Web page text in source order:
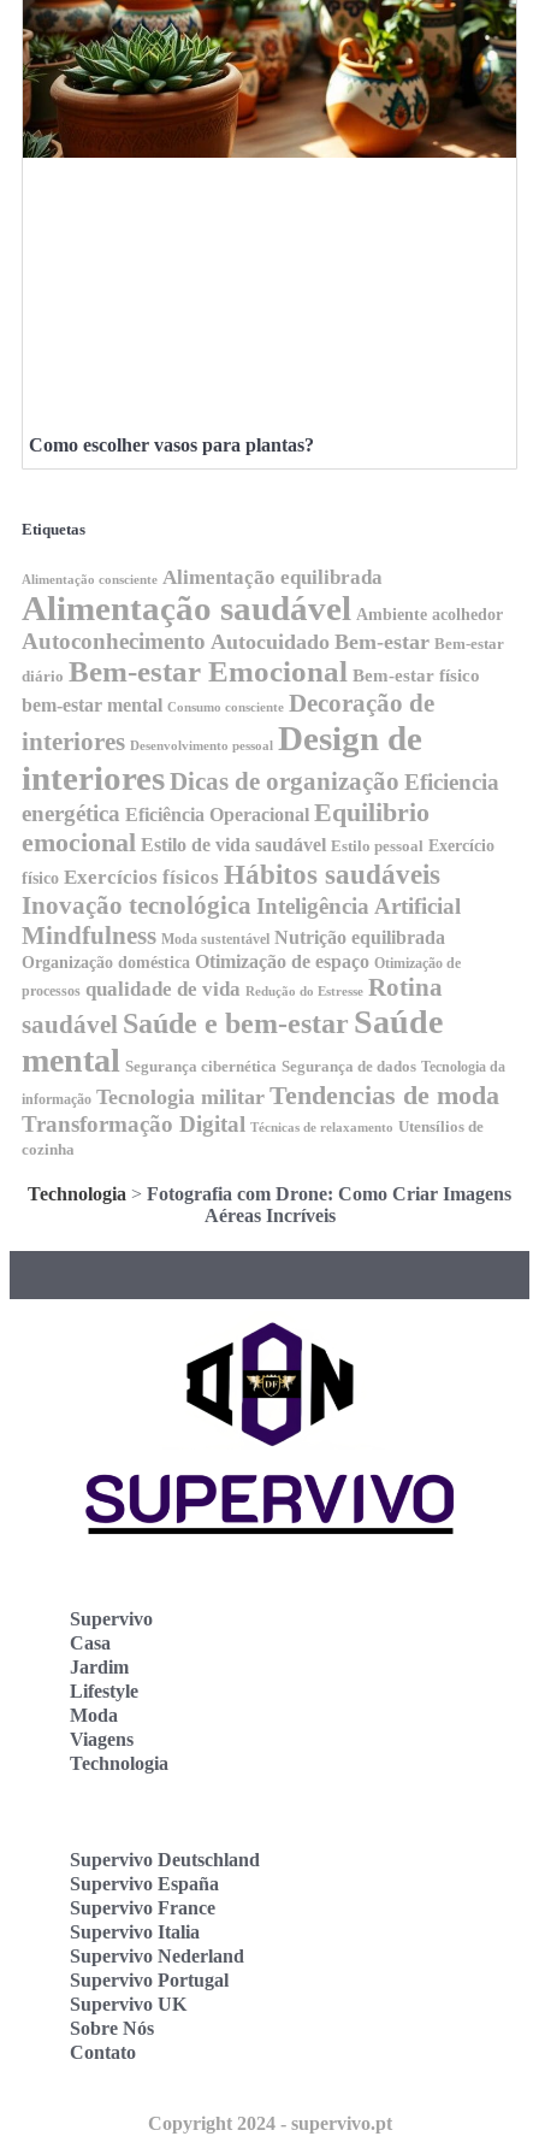
Como escolher vasos para plantas?
Etiquetas
Alimentação consciente Alimentação equilibrada
Alimentação saudável Ambiente acolhedor
Autoconhecimento Autocuidado Bem-estar Bem-estar
diário Bem-estar Emocional Bem-estar físico
bem-estar mental Consumo consciente Decoração de
interiores Desenvolvimento pessoal
Design de
interioresDicas de organização Eficiencia
energética Eficiência Operacional Equilibrio
emocional Estilo de vida saudável Estilo pessoal Exercício
físico Exercícios físicos Hábitos saudáveis
Inovação tecnológica Inteligência Artificial
Mindfulness Moda sustentável Nutrição equilibrada
Organização doméstica Otimização de espaço Otimização de
processos qualidade de vida Redução do Estresse Rotina
saudável Saúde e bem-estar Saúde
mental Segurança cibernética Segurança de dados Tecnologia da
informação Tecnologia militar Tendencias de moda
Transformação Digital Técnicas de relaxamento Utensílios de
cozinha
Technologia > Fotografia com Drone: Como Criar Imagens
Aéreas Incríveis
Supervivo
Casa
Jardim
Lifestyle
Moda
Viagens
Technologia
Supervivo Deutschland
Supervivo España
Supervivo France
Supervivo Italia
Supervivo Nederland
Supervivo Portugal
Supervivo UK
Sobre Nós
Contato
Copyright 2024 - supervivo.pt